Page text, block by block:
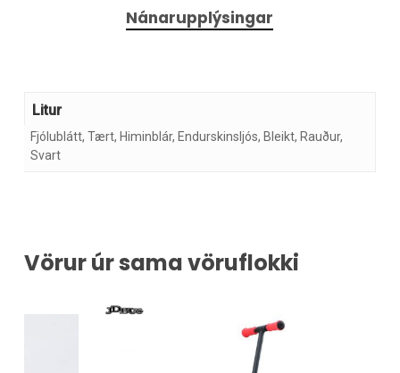
Nánarupplýsingar
Litur
Fjólublátt, Tært, Himinblár, Endurskinsljós, Bleikt, Rauður,
Svart
Vörur úr sama vöruflokki